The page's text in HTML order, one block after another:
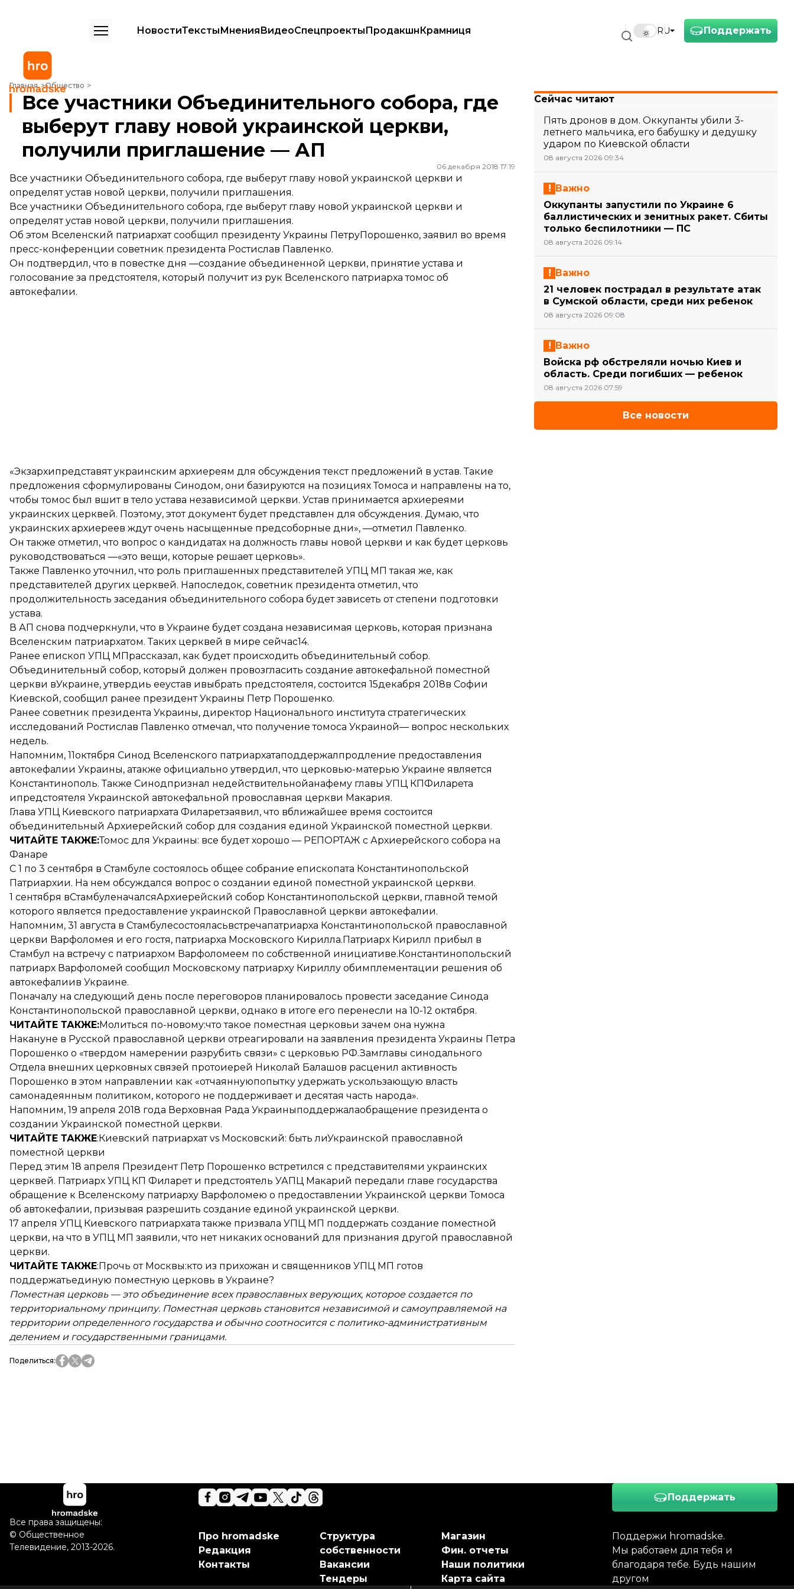
Поддержать
RU
НовостиТекстыМненияВидеоСпецпроектыПродакшнКрамниця
Главная Общество
Все участники Объединительного собора, где выберут главу новой украинской церкви, получили приглашение — АП
Все участники Объединительного собора, где
выберут главу новой украинской церкви,
получили приглашение — АП
06 декабря 2018 17:19
Все участники Объединительного собора, где выберут главу новой украинской церкви и
определят устав новой церкви, получили приглашения.
Все участники Объединительного собора, где выберут главу новой украинской церкви и
определят устав новой церкви, получили приглашения.
Об этом Вселенский патриархат сообщил президенту Украины ПетруПорошенко, заявил во время
пресс-конференции советник президента Ростислав Павленко.
Он подтвердил, что в повестке дня —создание объединенной церкви, принятие устава и
голосование за предстоятеля, который получит из рук Вселенского патриарха томос об
автокефалии.
«Экзархипредставят украинским архиереям для обсуждения текст предложений в устав. Такие
предложения сформулированы Синодом, они базируются на позициях Томоса и направлены на то,
чтобы томос был вшит в тело устава независимой церкви. Устав принимается архиереями
украинских церквей. Поэтому, этот документ будет представлен для обсуждения. Думаю, что
украинских архиереев ждут очень насыщенные предсоборные дни», —отметил Павленко.
Он также отметил, что вопрос о кандидатах на должность главы новой церкви и как будет церковь
руководствоваться —«это вещи, которые решает церковь».
Также Павленко уточнил, что роль приглашенных представителей УПЦ МП такая же, как
представителей других церквей. Напоследок, советник президента отметил, что
продолжительность заседания объединительного собора будет зависеть от степени подготовки
устава.
В АП снова подчеркнули, что в Украине будет создана независимая церковь, которая признана
Вселенским патриархатом. Таких церквей в мире сейчас14.
Ранее епископ УПЦ МПрассказал, как будет происходить объединительный собор.
Объединительный собор, который должен провозгласить создание автокефальной поместной
церкви вУкраине, утвердиь ееустав ивыбрать предстоятеля, состоится 15декабря 2018в Софии
Киевской, сообщил ранее президент Украины Петр Порошенко.
Ранее советник президента Украины, директор Национального института стратегических
исследований Ростислав Павленко отмечал, что получение томоса Украиной— вопрос нескольких
недель.
Напомним, 11октября Синод Вселенского патриархатаподдержалпродление предоставления
автокефалии Украины, атакже официально утвердил, что церковью-матерью Украине является
Константинополь. Также Синодпризнал недействительнойанафему главы УПЦ КПФиларета
ипредстоятеля Украинской автокефальной провославная церкви Макария.
Глава УПЦ Киевского патриархата Филаретзаявил, что вближайшее время состоится
объединительный Архиерейский собор для создания единой Украинской поместной церкви.
ЧИТАЙТЕ ТАКЖЕ:Томос для Украины: все будет хорошо — РЕПОРТАЖ с Архиерейского собора на
Фанаре
С 1 по 3 сентября в Стамбуле состоялось общее собрание епископата Константинопольской
Патриархии. На нем обсуждался вопрос о создании единой поместной украинской церкви.
1 сентября вСтамбуленачалсяАрхиерейский собор Константинопольской церкви, главной темой
которого является предоставление украинской Православной церкви автокефалии.
Напомним, 31 августа в Стамбулесостояласьвстречапатриарха Константинопольской православной
церкви Варфоломея и его гостя, патриарха Московского Кирилла.Патриарх Кирилл прибыл в
Стамбул на встречу с патриархом Варфоломеем по собственной инициативе.Константинопольский
патриарх Варфоломей сообщил Московскому патриарху Кириллу обимплементации решения об
автокефалиив Украине.
Поначалу на следующий день после переговоров планировалось провести заседание Синода
Константинопольской православной церкви, однако в итоге его перенесли на 10-12 октября.
ЧИТАЙТЕ ТАКЖЕ:Молиться по-новому:что такое поместная церковьи зачем она нужна
Накануне в Русской православной церкви отреагировали на заявления президента Украины Петра
Порошенко о «твердом намерении разрубить связи» с церковью РФ.Замглавы синодального
Отдела внешних церковных связей протоиерей Николай Балашов расценил активность
Порошенко в этом направлении как «отчаяннуюпопытку удержать ускользающую власть
самонадеянным политиком, которого не поддерживает и десятая часть народа».
Напомним, 19 апреля 2018 года Верховная Рада Украиныподдержалаобращение президента о
создании Украинской поместной церкви.
ЧИТАЙТЕ ТАКЖЕ:Киевский патриархат vs Московский: быть лиУкраинской православной
поместной церкви
Перед этим 18 апреля Президент Петр Порошенко встретился с представителями украинских
церквей. Патриарх УПЦ КП Филарет и предстоятель УАПЦ Макарий передали главе государства
обращение к Вселенскому патриарху Варфоломею о предоставлении Украинской церкви Томоса
об автокефалии, призывая разрешить создание единой украинской церкви.
17 апреля УПЦ Киевского патриархата также призвала УПЦ МП поддержать создание поместной
церкви, на что в УПЦ МП заявили, что нет никаких оснований для признания другой православной
церкви.
ЧИТАЙТЕ ТАКЖЕ:Прочь от Москвы:кто из прихожан и священников УПЦ МП готов
поддержатьединую поместную церковь в Украине?
Поместная церковь — это объединение всех православных верующих, которое создается по
территориальному принципу. Поместная церковь становится независимой и самоуправляемой на
территории определенного государства и обычно соотносится с политико-административным
делением и государственными границами.
Поделиться:
Сейчас читают
Пять дронов в дом. Оккупанты убили 3-
летнего мальчика, его бабушку и дедушку
ударом по Киевской области
08 августа 2026 09:34
Важно
Оккупанты запустили по Украине 6
баллистических и зенитных ракет. Сбиты
только беспилотники — ПС
08 августа 2026 09:14
Важно
21 человек пострадал в результате атак
в Сумской области, среди них ребенок
08 августа 2026 09:08
Важно
Войска рф обстреляли ночью Киев и
область. Среди погибших — ребенок
08 августа 2026 07:59
Все новости
Поддержать
Поддержи hromadske.
Мы работаем для тебя и
благодаря тебе. Будь нашим
другом
Про hromadske
Редакция
Контакты
Структура
собственности
Вакансии
Тендеры
Магазин
Фин. отчеты
Наши политики
Карта сайта
Все права защищены:
© Общественное
Телевидение, 2013-2026.